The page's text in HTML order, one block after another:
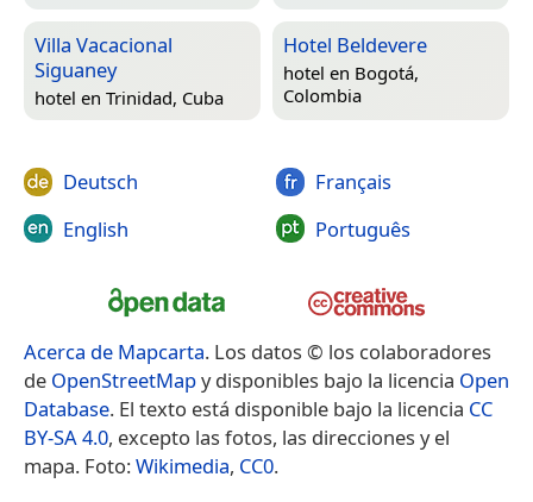
Villa Vacacional
Siguaney
hotel en Trinidad, Cuba
Hotel Beldevere
hotel en Bogotá,
Colombia
Deutsch
English
Français
Português
Acerca de Mapcarta. Los datos © los colaboradores
de OpenStreetMapy disponibles bajo la licencia Open
Database. El texto está disponible bajo la licencia CC
BY-SA 4.0, excepto las fotos, las direcciones y el
mapa. Foto:Wikimedia, CC0.